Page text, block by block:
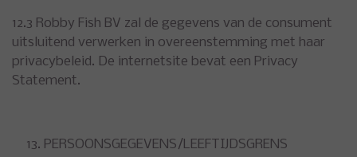
12.3 Robby Fish BV zal de gegevens van de consument
uitsluitend verwerken in overeenstemming met haar
privacybeleid. De internetsite bevat een Privacy
Statement.
PERSOONSGEGEVENS/LEEFTIJDSGRENS